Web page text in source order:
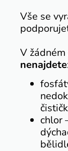
Vše se
V
nenajdete
chlor